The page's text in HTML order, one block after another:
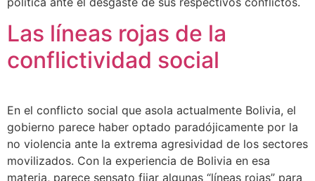
Las líneas rojas de la
conflictividad social
En el conflicto social que asola actualmente Bolivia, el
gobierno parece haber optado paradójicamente por la
no violencia ante la extrema agresividad de los sectores
movilizados. Con la experiencia de Bolivia en esa
materia, parece sensato fijar algunas “líneas rojas” para